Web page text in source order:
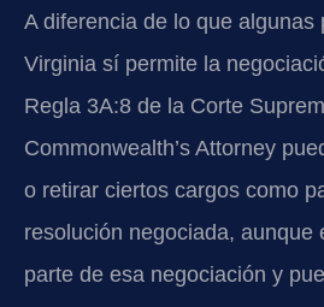
A diferencia de lo que algunas
Virginia sí permite la
Regla 3A:8 de la Corte
Commonwealth’s Attorney
o retirar ciertos cargos como
resolución negociada, aunque
parte de esa negociación y